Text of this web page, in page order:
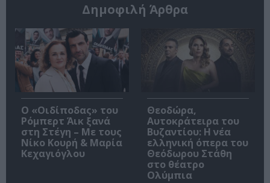
Δημοφιλή Άρθρα
O «Οιδίποδας» του
Ρόμπερτ Άικ ξανά
στη Στέγη – Με τους
Νίκο Κουρή & Μαρία
Κεχαγιόγλου
Θεοδώρα,
Αυτοκράτειρα του
Βυζαντίου: Η νέα
ελληνική όπερα του
Θεόδωρου Στάθη
στο θέατρο
Ολύμπια